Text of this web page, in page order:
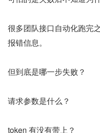
很多团队接口自动化跑完
报错信息。
但到底是哪一步失败？
请求参数是什么？
token 有没有带上？